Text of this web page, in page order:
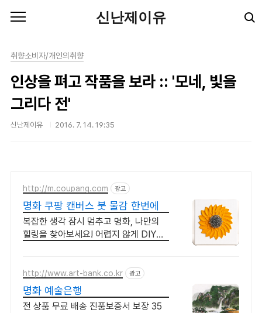
신난제이유
취향소비자/개인의취향
인상을 펴고 작품을 보라 :: '모네, 빛을
그리다 전'
신난제이유 2016. 7. 14. 19:35
http://m.coupang.com 광고
명화 쿠팡 캔버스 붓 물감 한번에
복잡한 생각 잠시 멈추고 명화, 나만의
힐링을 찾아보세요! 어렵지 않게 DIY그
http://www.art-bank.co.kr 광고
명화 예술은행
전 상품 무료 배송 진품보증서 보장 35